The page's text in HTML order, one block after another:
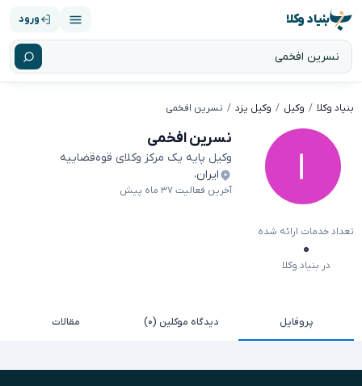
بنیاد وکلا ورود
بنیاد وکلا وکیل وکیل یزد نسرین افخمی
نسرین افخمی
وکیل پایه یک مرکز وکلای قوه‌قضاییه
ایران،
آخرین فعالیت ۳۷ ماه پیش
تعداد خدمات ارائه شده
۰
در بنیاد وکلا
پروفایل دیدگاه موکلین (۰) مقالات